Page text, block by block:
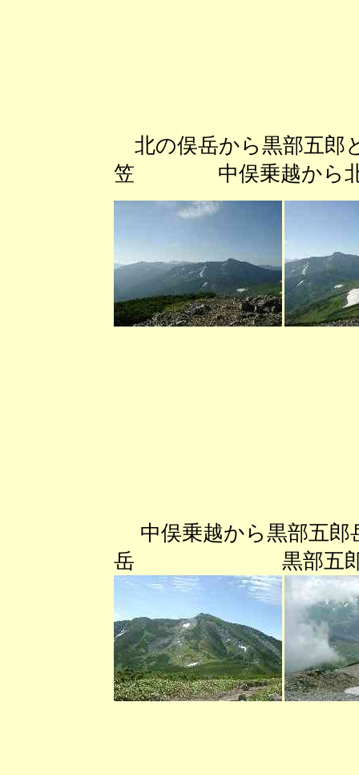
北の俣岳から黒部五
笠 中俣乗越から北
中俣乗越から黒部五
岳 黒部五郎